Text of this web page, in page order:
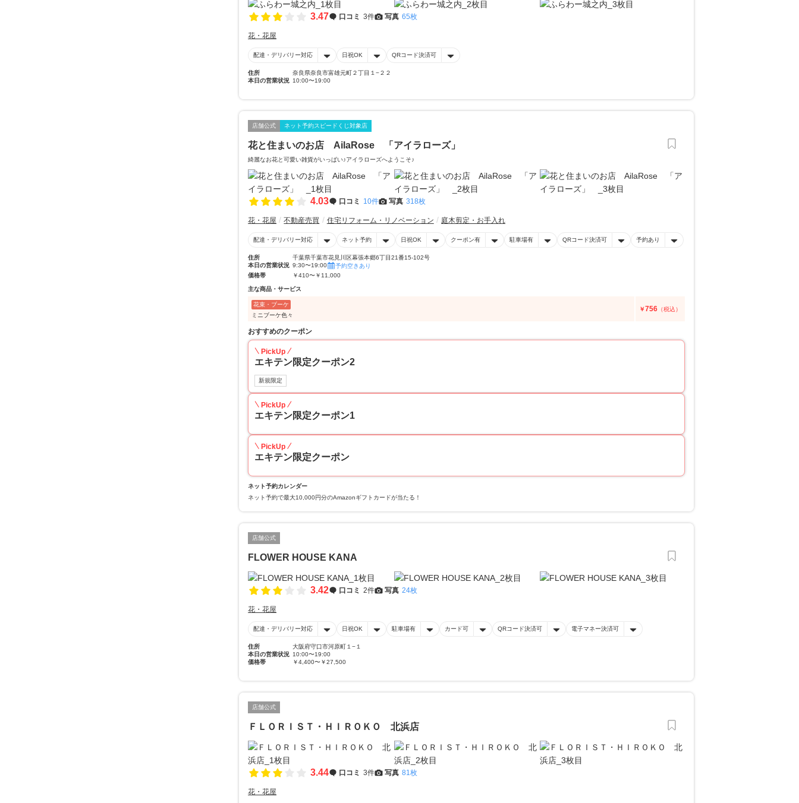
3.47 口コミ 3件 写真 65枚
花・花屋
配達・デリバリー対応 日祝OK QRコード決済可
住所
奈良県奈良市富雄元町２丁目１−２２
本日の営業状況 10:00〜19:00
店舗公式 ネット予約スピードくじ対象店
花と住まいのお店 AilaRose 「アイラローズ」
綺麗なお花と可愛い雑貨がいっぱい♪アイラローズへようこそ♪
4.03 口コミ 10件 写真 318枚
花・花屋 不動産売買 住宅リフォーム・リノベーション 庭木剪定・お手入れ
配達・デリバリー対応 ネット予約 日祝OK クーポン有 駐車場有 QRコード決済可 予約あり
住所
千葉県千葉市花見川区幕張本郷6丁目21番15-102号
本日の営業状況 9:30〜19:00
予約空きあり
価格帯
￥410〜￥11,000
主な商品・サービス
花束・ブーケ
ミニブーケ色々
￥756 （税込）
おすすめのクーポン
PickUp
エキテン限定クーポン2
新規限定
PickUp
エキテン限定クーポン1
PickUp
エキテン限定クーポン
ネット予約カレンダー
ネット予約で最大10,000円分のAmazonギフトカードが当たる！
店舗公式
FLOWER HOUSE KANA
3.42 口コミ 2件 写真 24枚
花・花屋
配達・デリバリー対応 日祝OK 駐車場有 カード可 QRコード決済可 電子マネー決済可
住所
大阪府守口市河原町１−１
本日の営業状況 10:00〜19:00
価格帯
￥4,400〜￥27,500
店舗公式
ＦＬＯＲＩＳＴ・ＨＩＲＯＫＯ 北浜店
3.44 口コミ 3件 写真 81枚
花・花屋